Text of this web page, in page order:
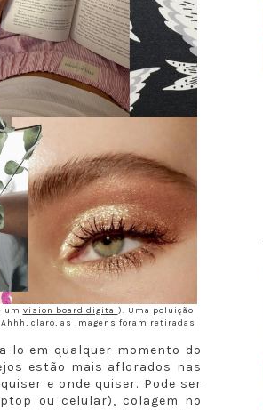
um vision board digital). Uma poluição
Ahhh, claro, as imagens foram retiradas
lo em qualquer momento do
estão mais aflorados nas
e onde quiser. Pode ser
ou celular), colagem no